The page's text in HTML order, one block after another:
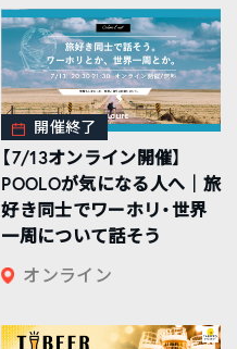
開催終了
【7/13オンライン開催】
POOLOが気になる人へ｜旅
好き同士でワーホリ・世界
一周について話そう
オンライン